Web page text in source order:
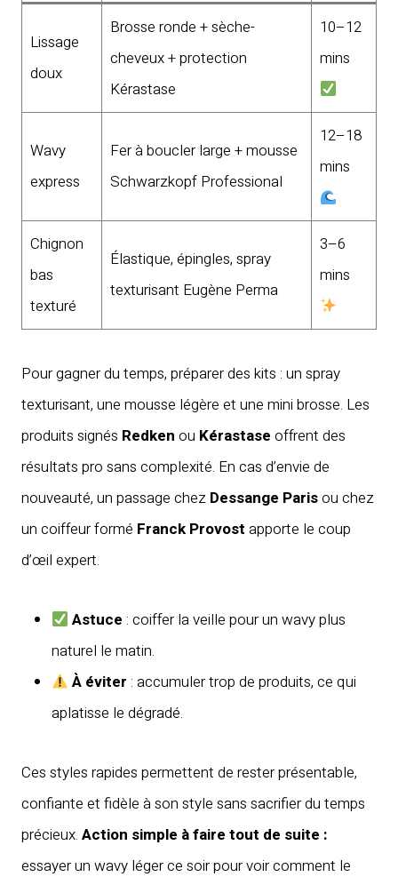
Lissage
doux
Brosse ronde + sèche-
cheveux + protection
Kérastase
10–12
mins
Wavy
express
Fer à boucler large + mousse
Schwarzkopf Professional
12–18
mins
Chignon
bas
texturé
Élastique, épingles, spray
texturisant Eugène Perma
3–6
mins
Pour gagner du temps, préparer des kits : un spray
texturisant, une mousse légère et une mini brosse. Les
produits signés Redken ou Kérastase offrent des
résultats pro sans complexité. En cas d’envie de
nouveauté, un passage chez Dessange Parisou chez
un coiffeur formé Franck Provost apporte le coup
d’œil expert.
Astuce : coiffer la veille pour un wavy plus
naturel le matin.
À éviter : accumuler trop de produits, ce qui
aplatisse le dégradé.
Ces styles rapides permettent de rester présentable,
confiante et fidèle à son style sans sacrifier du temps
précieux. Action simple à faire tout de suite :
essayer un wavy léger ce soir pour voir comment le